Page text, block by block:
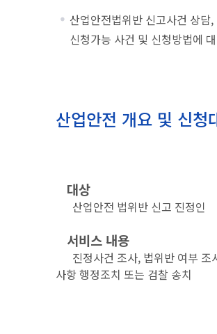
산업안전법위반 신고사건 상담
신청가능 사건 및 신청방법에
산업안전 개요 및 신청
대상
산업안전 법위반 신고 진정인
서비스 내용
진정사건 조사, 법위반 여부 조
사항 행정조치 또는 검찰 송치